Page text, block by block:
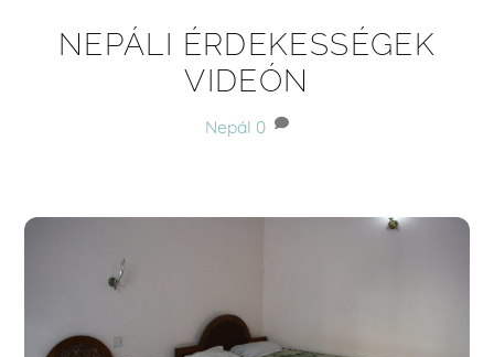
NEPÁLI ÉRDEKESSÉGEK
VIDEÓN
Nepál 0